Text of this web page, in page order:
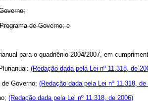
de Governo; e
para o quadriênio 2004/2007, em
(Redação dada pela Lei nº 11.318, de
Governo; (Redação dada pela Lei nº 11.318, de
(Redação dada pela Lei nº 11.318, de 2006)